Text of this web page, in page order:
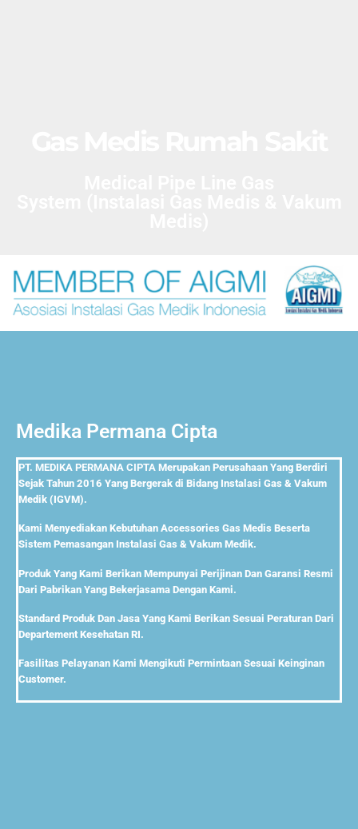
Medika Permana Cipta
PT. MEDIKA PERMANA CIPTA Merupakan Perusahaan Yang Berdiri
Sejak Tahun 2016 Yang Bergerak di Bidang Instalasi Gas & Vakum
Medik (IGVM).
Kami Menyediakan Kebutuhan Accessories Gas Medis Beserta
Sistem Pemasangan Instalasi Gas & Vakum Medik.
Produk Yang Kami Berikan Mempunyai Perijinan Dan Garansi Resmi
Dari Pabrikan Yang Bekerjasama Dengan Kami.
Standard Produk Dan Jasa Yang Kami Berikan Sesuai Peraturan Dari
Departement Kesehatan RI.
Fasilitas Pelayanan Kami Mengikuti Permintaan Sesuai Keinginan
Customer.